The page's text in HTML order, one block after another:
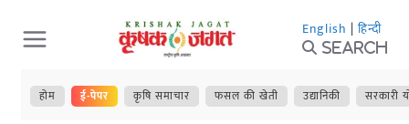
Skip
to
content
English | हिन्दी
Search
होम ई-पेपर कृषि समाचार फसल की खेती उद्यानिकी सरकारी